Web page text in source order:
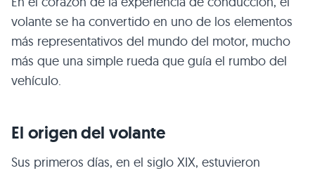
volante se ha convertido en uno de los elementos
más representativos del mundo del motor, mucho
más que una simple rueda que guía el rumbo del
vehículo.
El origen del volante
Sus primeros días, en el siglo XIX, estuvieron